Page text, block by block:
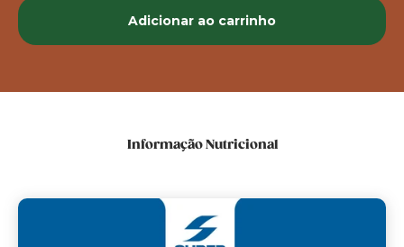
Adicionar ao carrinho
Informação Nutricional